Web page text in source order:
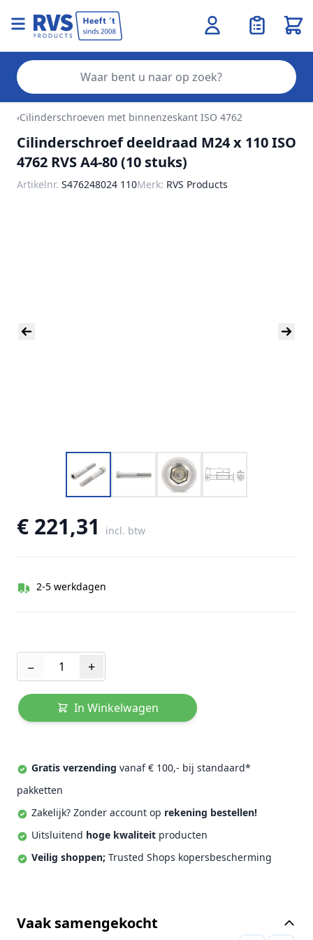
Ga naar de inhoud
‹Cilinderschroeven met binnenzeskant ISO 4762
Cilinderschroef deeldraad M24 x 110 ISO
4762 RVS A4-80 (10 stuks)
Artikelnr. S476248024 110Merk: RVS Products
€ 221,31 incl. btw
2-5 werkdagen
− +
In Winkelwagen
Gratis verzending vanaf € 100,- bij standaard*
pakketten
Zakelijk? Zonder account op rekening bestellen!
Uitsluitend hoge kwaliteit producten
Veilig shoppen; Trusted Shops kopersbescherming
Vaak samengekocht